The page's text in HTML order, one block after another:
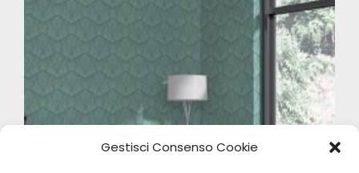
Gestisci Consenso Cookie